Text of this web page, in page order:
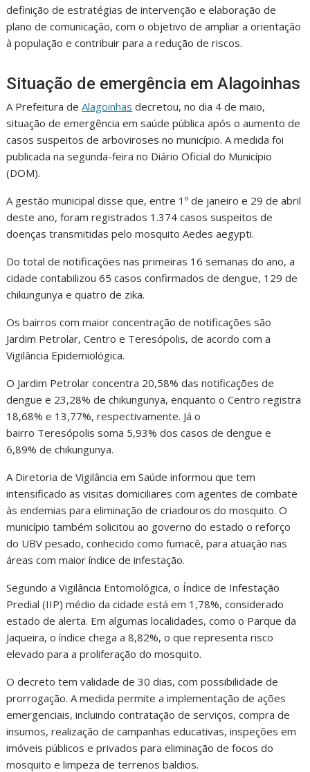
definição de estratégias de intervenção e elaboração de
plano de comunicação, com o objetivo de ampliar a orientação
à população e contribuir para a redução de riscos.
Situação de emergência em Alagoinhas
A Prefeitura deAlagoinhas decretou, no dia 4 de maio,
situação de emergência em saúde pública após o aumento de
casos suspeitos de arboviroses no município. A medida foi
publicada na segunda-feira no Diário Oficial do Município
(DOM).
A gestão municipal disse que, entre 1º de janeiro e 29 de abril
deste ano, foram registrados 1.374 casos suspeitos de
doenças transmitidas pelo mosquito Aedes aegypti.
Do total de notificações nas primeiras 16 semanas do ano, a
cidade contabilizou 65 casos confirmados de dengue, 129 de
chikungunya e quatro de zika.
Os bairros com maior concentração de notificações são
Jardim Petrolar, Centro e Teresópolis, de acordo com a
Vigilância Epidemiológica.
O Jardim Petrolar concentra 20,58% das notificações de
dengue e 23,28% de chikungunya, enquanto o Centro registra
18,68% e 13,77%, respectivamente. Já o
bairro Teresópolis soma 5,93% dos casos de dengue e
6,89% de chikungunya.
A Diretoria de Vigilância em Saúde informou que tem
intensificado as visitas domiciliares com agentes de combate
às endemias para eliminação de criadouros do mosquito. O
município também solicitou ao governo do estado o reforço
do UBV pesado, conhecido como fumacê, para atuação nas
áreas com maior índice de infestação.
Segundo a Vigilância Entomológica, o Índice de Infestação
Predial (IIP) médio da cidade está em 1,78%, considerado
estado de alerta. Em algumas localidades, como o Parque da
Jaqueira, o índice chega a 8,82%, o que representa risco
elevado para a proliferação do mosquito.
O decreto tem validade de 30 dias, com possibilidade de
prorrogação. A medida permite a implementação de ações
emergenciais, incluindo contratação de serviços, compra de
insumos, realização de campanhas educativas, inspeções em
imóveis públicos e privados para eliminação de focos do
mosquito e limpeza de terrenos baldios.